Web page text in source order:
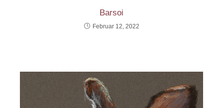
Barsoi
Februar 12, 2022